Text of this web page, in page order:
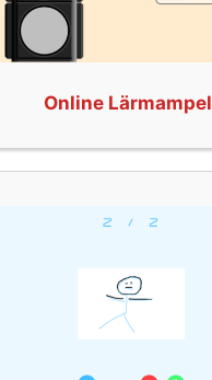
Online Lärmampel